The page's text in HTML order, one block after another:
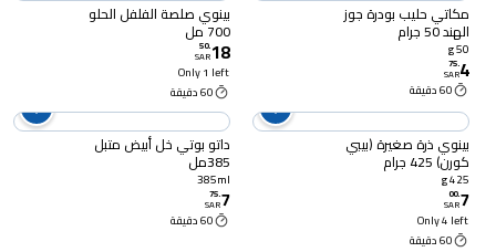
مكاتي حليب بودرة جوز
الهند 50 جرام
50 g
4
.
75
SAR
60 دقيقة
بينوي صلصة الفلفل الحلو
700 مل
18
.
50
SAR
Only 1 left
60 دقيقة
بينوي ذرة صغيرة (بيبي
كورن) 425 جرام
425 g
7
.
00
SAR
Only 4 left
60 دقيقة
داتو بوتي خل أبيض متبل
385مل
385ml
7
.
75
SAR
60 دقيقة